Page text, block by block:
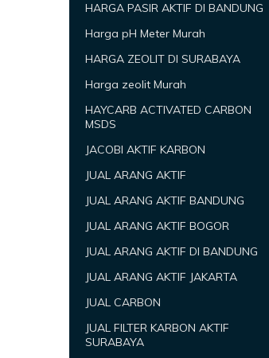
HARGA PASIR AKTIF DI BANDUNG
Harga pH Meter Murah
HARGA ZEOLIT DI SURABAYA
Harga zeolit Murah
HAYCARB ACTIVATED CARBON
MSDS
JACOBI AKTIF KARBON
JUAL ARANG AKTIF
JUAL ARANG AKTIF BANDUNG
JUAL ARANG AKTIF BOGOR
JUAL ARANG AKTIF DI BANDUNG
JUAL ARANG AKTIF JAKARTA
JUAL CARBON
JUAL FILTER KARBON AKTIF
SURABAYA